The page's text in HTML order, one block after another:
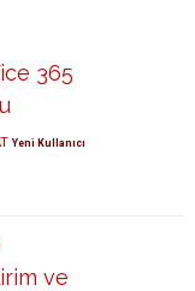
365
Yeni Kullanıcı
ve